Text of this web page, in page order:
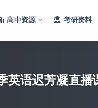
高中资源 考研资料
英语迟芳凝直播